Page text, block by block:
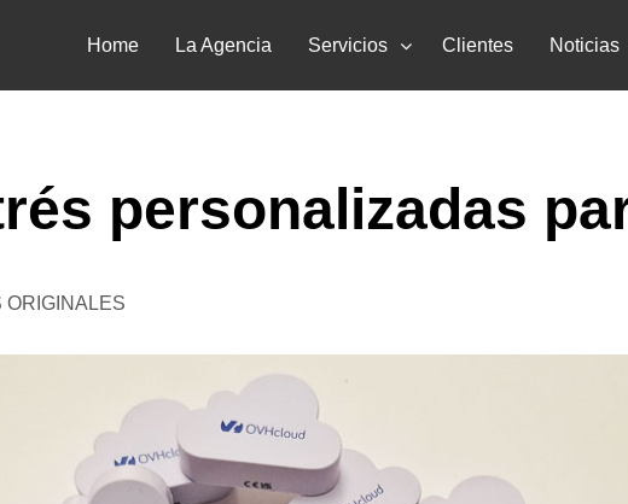
Home La Agencia Servicios Clientes Noticias
personalizadas
ORIGINALES